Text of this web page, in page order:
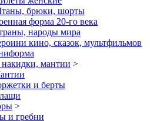
брюки, шорты
форма 20-го века
народы мира
кино, сказок, мультфильмов
мантии >
и берты
>
и гребни